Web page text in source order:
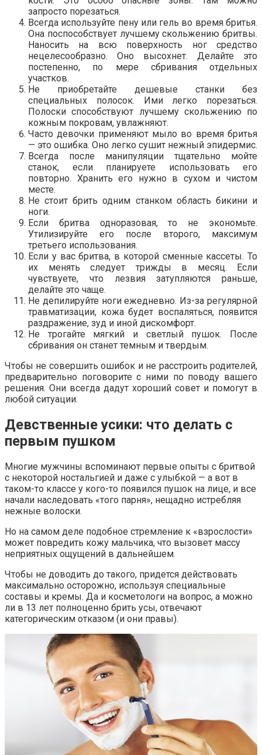
запросто порезаться.
Всегда используйте пену или гель во время бритья.
Она поспособствует лучшему скольжению бритвы.
Наносить на всю поверхность ног средство
нецелесообразно. Оно высохнет. Делайте это
постепенно, по мере сбривания отдельных
участков.
Не приобретайте дешевые станки без
специальных полосок. Ими легко порезаться.
Полоски способствуют лучшему скольжению по
кожным покровам, увлажняют.
Часто девочки применяют мыло во время бритья
— это ошибка. Оно легко сушит нежный эпидермис.
Всегда после манипуляции тщательно мойте
станок, если планируете использовать его
повторно. Хранить его нужно в сухом и чистом
месте.
Не стоит брить одним станком область бикини и
ноги.
Если бритва одноразовая, то не экономьте.
Утилизируйте его после второго, максимум
третьего использования.
Если у вас бритва, в которой сменные кассеты. То
их менять следует трижды в месяц. Если
чувствуете, что лезвия затупляются раньше,
делайте это чаще.
Не депилируйте ноги ежедневно. Из-за регулярной
травматизации, кожа будет воспаляться, появится
раздражение, зуд и иной дискомфорт.
Не трогайте мягкий и светлый пушок. После
сбривания он станет темным и твердым.
Чтобы не совершить ошибок и не расстроить родителей,
предварительно поговорите с ними по поводу вашего
решения. Они всегда дадут хороший совет и помогут в
любой ситуации.
Девственные усики: что делать с
первым пушком
Многие мужчины вспоминают первые опыты с бритвой
с некоторой ностальгией и даже с улыбкой — а вот в
таком-то классе у кого-то появился пушок на лице, и все
начали наследовать «того парня», нещадно истребляя
нежные волоски.
Но на самом деле подобное стремление к «взрослости»
может повредить кожу мальчика, что вызовет массу
неприятных ощущений в дальнейшем.
Чтобы не доводить до такого, придется действовать
максимально осторожно, используя специальные
составы и кремы. Да и косметологи на вопрос, а можно
ли в 13 лет полноценно брить усы, отвечают
категорическим отказом (и они правы).